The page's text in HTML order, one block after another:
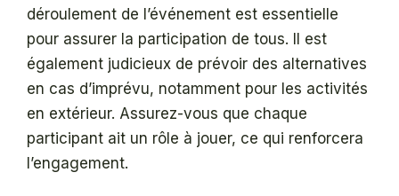
déroulement de l’événement est essentielle
pour assurer la participation de tous. Il est
également judicieux de prévoir des alternatives
en cas d’imprévu, notamment pour les activités
en extérieur. Assurez-vous que chaque
participant ait un rôle à jouer, ce qui renforcera
l’engagement.